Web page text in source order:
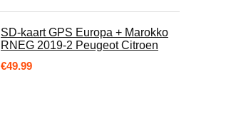
SD-kaart GPS Europa + Marokko
RNEG 2019-2 Peugeot Citroen
€49.99